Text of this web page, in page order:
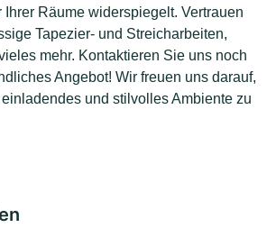
Ihrer Räume widerspiegelt. Vertrauen
Tapezier- und Streicharbeiten,
mehr. Kontaktieren Sie uns noch
Angebot! Wir freuen uns darauf,
einladendes und stilvolles Ambiente zu